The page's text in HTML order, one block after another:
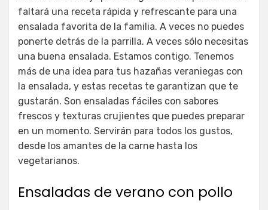
faltará una receta rápida y refrescante para una
ensalada favorita de la familia. A veces no puedes
ponerte detrás de la parrilla. A veces sólo necesitas
una buena ensalada. Estamos contigo. Tenemos
más de una idea para tus hazañas veraniegas con
la ensalada, y estas recetas te garantizan que te
gustarán. Son ensaladas fáciles con sabores
frescos y texturas crujientes que puedes preparar
en un momento. Servirán para todos los gustos,
desde los amantes de la carne hasta los
vegetarianos.
Ensaladas de verano con pollo